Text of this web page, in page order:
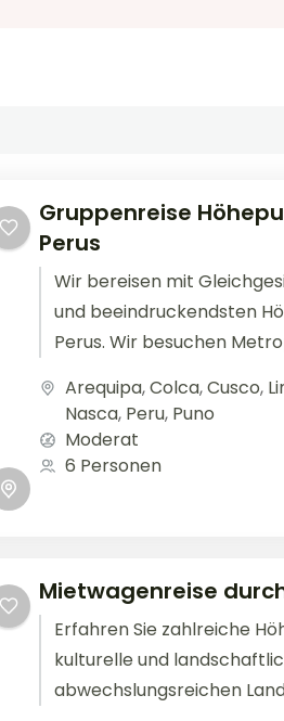
Gruppenreise
Perus
Wir bereisen mit
und beeindruckendsten
Perus. Wir besuchen
Spuren zahlreicher
Arequipa,Colca,Cusco,
Nasca, Peru, Puno
Moderat
6 Personen
Mietwagenreise
Erfahren Sie zahlreiche
kulturelle und
abwechslungsreichen